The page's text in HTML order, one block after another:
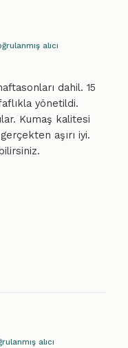
alıcı
dahil. 15
yönetildi.
Kumaş kalitesi
aşırı iyi.
alıcı